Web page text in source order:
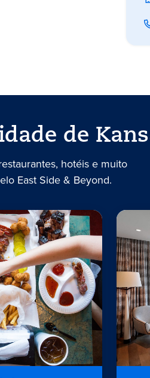
de
hotéis e muito
East Side & Beyond.